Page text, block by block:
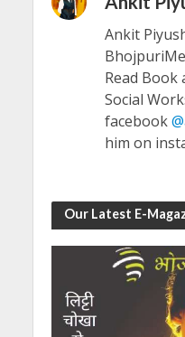
Ankit
Read Book
Social
facebook
him on
Our Latest E-